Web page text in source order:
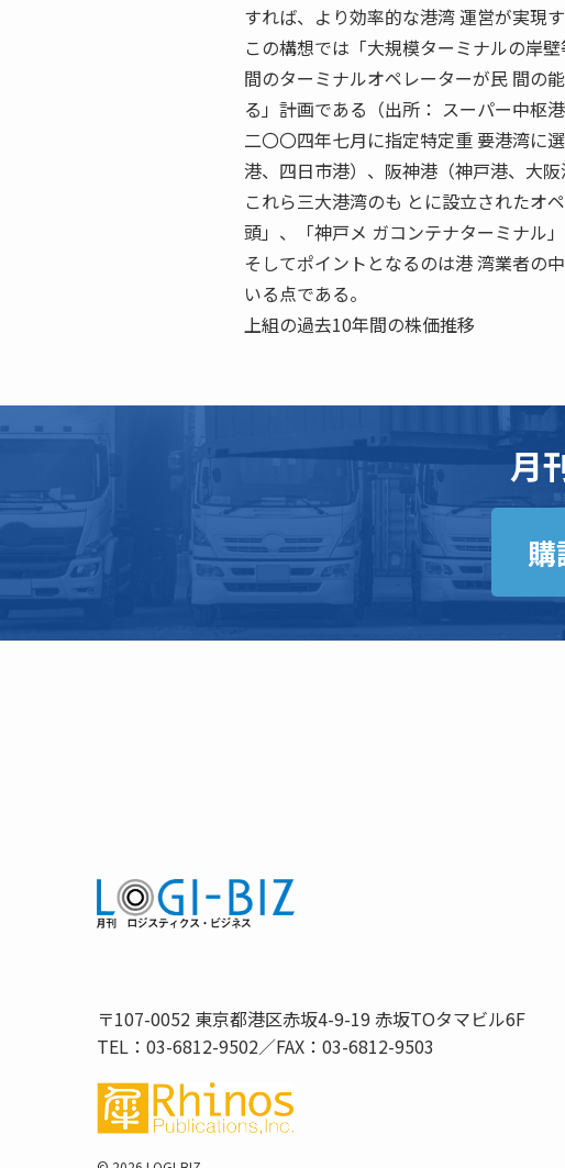
すれば、より効率的な港湾 運営が実現す
この構想では「大規模ターミナルの岸
間のターミナルオペレーターが民 間の
る」計画である（出所： スーパー中枢
二〇〇四年七月に指定特定重 要港湾に
港、四日市港）、阪神港（神戸港、大阪
これら三大港湾のも とに設立されたオ
頭」、「神戸メ ガコンテナターミナル
そしてポイントとなるのは港 湾業者の
いる点である。
上組の過去10年間の株価推移
月
〒107-0052 東京都港区赤坂4-9-19 赤坂TOタマビル6F
TEL：03-6812-9502／FAX：03-6812-9503